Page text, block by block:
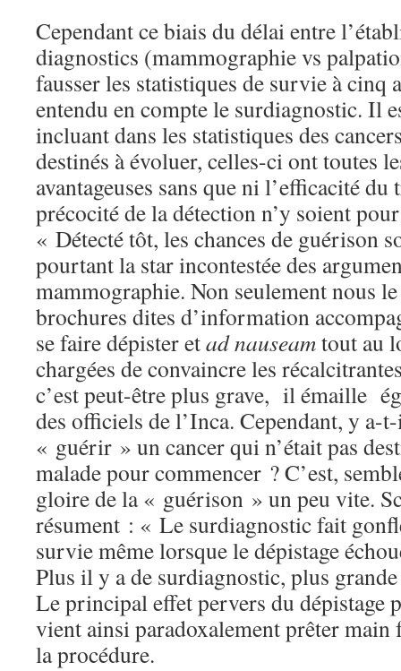
Cependant ce biais du délai entre
diagnostics (mammographie vs
fausser les statistiques de survie à cinq
entendu en compte le surdiagnostic. Il
incluant dans les statistiques des
destinés à évoluer, celles-ci ont toutes
avantageuses sans que ni l’efficacité
précocité de la détection n’y soient
« Détecté tôt, les chances de guérison
pourtant la star incontestée des
mammographie. Non seulement nous
brochures dites d’information
se faire dépister etadnauseamtout au
chargées de convaincre les
c’est peut-être plus grave, il émaille
des officiels de l’Inca. Cependant, y a-
« guérir » un cancer qui n’était pas
malade pour commencer ? C’est,
gloire de la « guérison » un peu vite.
résument : « Le surdiagnostic fait
survie même lorsque le dépistage
Plus il y a de surdiagnostic, plus
Le principal effet pervers du dépistage
vient ainsi paradoxalement prêter main
la procédure.